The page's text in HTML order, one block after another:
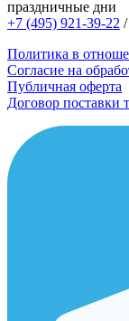
праздничные дни
+7 (495) 921-39-22 /
Политика в
Согласие на
Публичная оферта
Договор поставки